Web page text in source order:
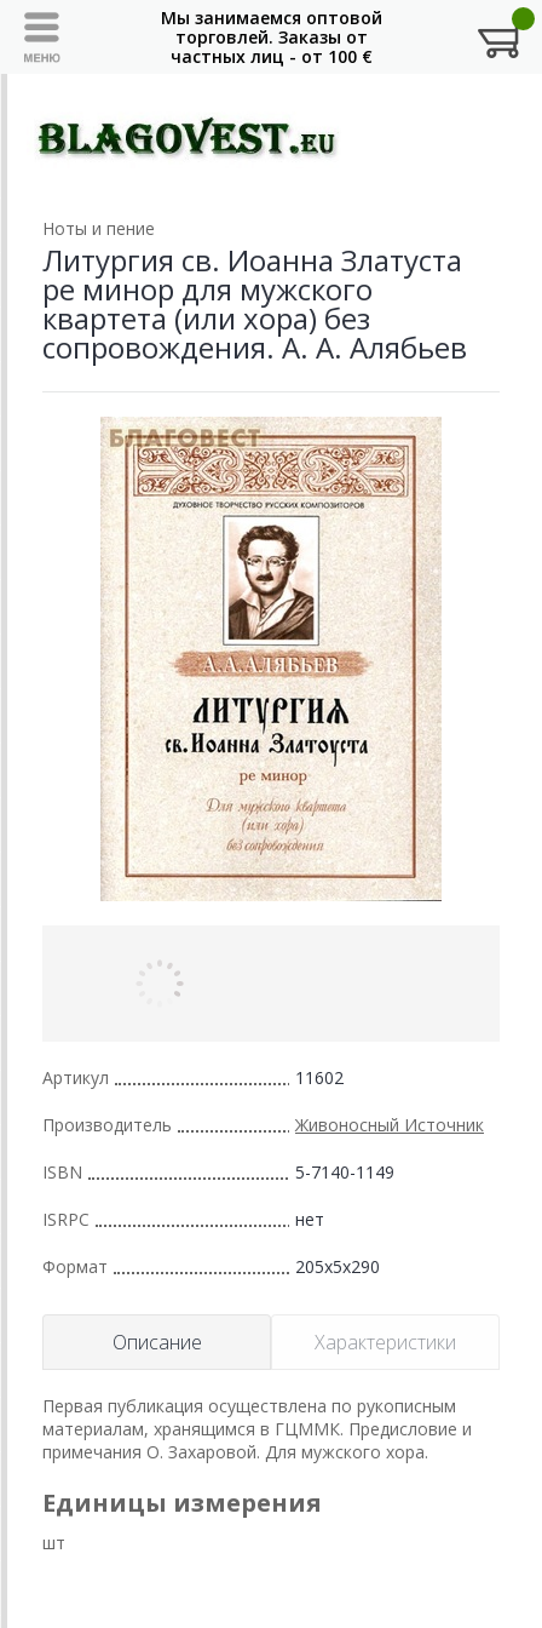
Ноты и пение
Литургия св. Иоанна Златуста
ре минор для мужского
квартета (или хора) без
сопровождения. А. А. Алябьев
Артикул 11602
Производитель Живоносный Источник
ISBN 5-7140-1149
ISRPC нет
Формат 205x5x290
Описание Характеристики
Первая публикация осуществлена по рукописным
материалам, хранящимся в ГЦММК. Предисловие и
примечания О. Захаровой. Для мужского хора.
Единицы измерения
шт